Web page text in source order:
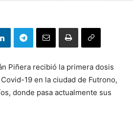
Piñera recibió la primera dosis
19 en la ciudad de Futrono,
donde pasa actualmente sus